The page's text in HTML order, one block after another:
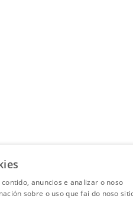
anuncios e analizar o noso
sobre o uso que fai do noso